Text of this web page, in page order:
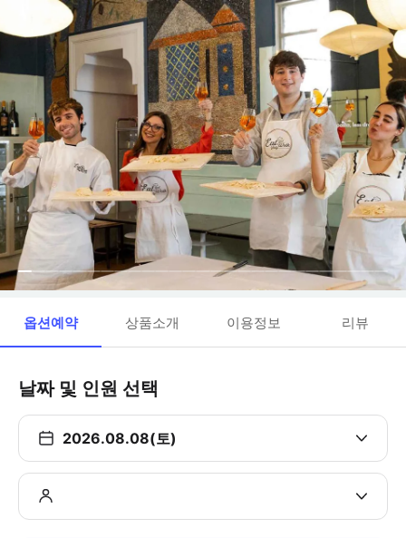
옵션예약 상품소개 이용정보 리뷰
날짜 및 인원 선택
2026.08.08(토)